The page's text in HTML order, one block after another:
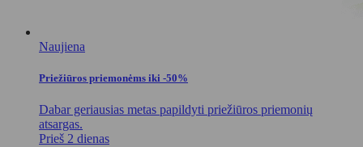
Naujiena
Priežiūros priemonėms iki -50%
Dabar geriausias metas papildyti priežiūros priemonių
atsargas.
Prieš 2 dienas